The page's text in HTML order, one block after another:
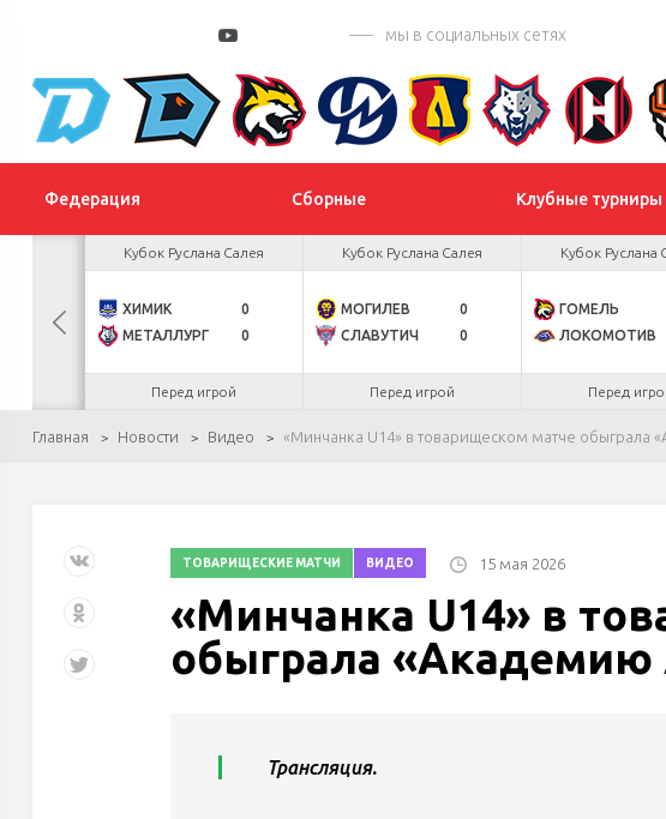
мы в социальных сетях
Федерация Сборные Клубные турниры
БУЛ
Кубок Руслана Салея
ХИМИК
0
МЕТАЛЛУРГ
0
Перед игрой
Кубок Руслана Салея
МОГИЛЕВ
0
СЛАВУТИЧ
0
Перед игрой
Кубок Руслана
ГОМЕЛЬ
ЛОКОМОТИВ
Перед
Главная Новости Видео «Минчанка U14» в товарищеском матче обыграла
ТОВАРИЩЕСКИЕ МАТЧИ ВИДЕО 15 мая 2026
«Минчанка U14» в
обыграла «Академию
Трансляция.